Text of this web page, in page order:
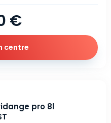
€
centre
pro 8l